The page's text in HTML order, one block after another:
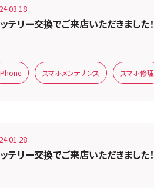
テリー交換でご来店いただきました！
スマホメンテナンス スマホ修理
テリー交換でご来店いただきました！